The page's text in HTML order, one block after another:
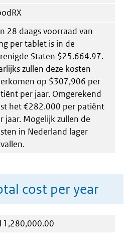
28 daags voorraad van
per tablet is in de
Staten $25.664.97.
zullen deze kosten
op $307,906 per
per jaar. Omgerekend
het €282.000 per patiënt
jaar. Mogelijk zullen de
in Nederland lager
cost per year